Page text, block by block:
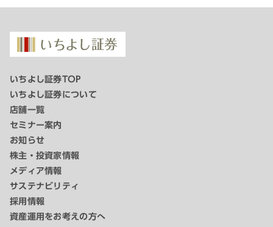
いちよし証券TOP
いちよし証券について
店舗一覧
セミナー案内
お知らせ
株主・投資家情報
メディア情報
サステナビリティ
採用情報
資産運用をお考えの方へ